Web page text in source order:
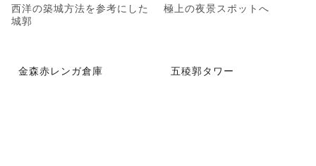
西洋の築城方法を参考にした
城郭
極上の夜景スポットへ
金森赤レンガ倉庫 五稜郭タワー